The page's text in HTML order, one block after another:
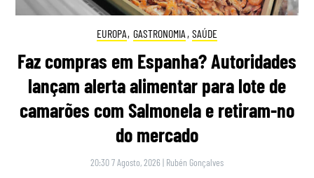
EUROPA, GASTRONOMIA , SAÚDE
Faz compras em Espanha? Autoridades
lançam alerta alimentar para lote de
camarões com Salmonela e retiram-no
do mercado
20:30 7 Agosto, 2026 | Rubén Gonçalves